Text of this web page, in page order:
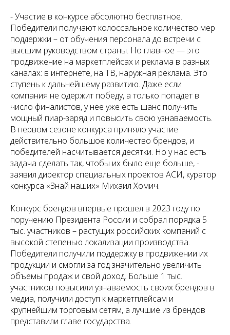
- Участие в конкурсе абсолютно бесплатное.
Победители получают колоссальное количество мер
поддержки – от обучения персонала до встречи с
высшим руководством страны. Но главное — это
продвижение на маркетплейсах и реклама в разных
каналах: в интернете, на ТВ, наружная реклама. Это
ступень к дальнейшему развитию. Даже если
компания не одержит победу, а только попадет в
число финалистов, у нее уже есть шанс получить
мощный пиар-заряд и повысить свою узнаваемость.
В первом сезоне конкурса приняло участие
действительно большое количество брендов, и
победителей насчитывается десятки. Но у нас есть
задача сделать так, чтобы их было еще больше, -
заявил директор специальных проектов АСИ, куратор
конкурса «Знай наших» Михаил Хомич.
Конкурс брендов впервые прошел в 2023 году по
поручению Президента России и собрал порядка 5
тыс. участников – растущих российских компаний с
высокой степенью локализации производства.
Победители получили поддержку в продвижении их
продукции и смогли за год значительно увеличить
объемы продаж и свой доход. Больше 1 тыс.
участников повысили узнаваемость своих брендов в
медиа, получили доступ к маркетплейсам и
крупнейшим торговым сетям, а лучшие из брендов
представили главе государства.